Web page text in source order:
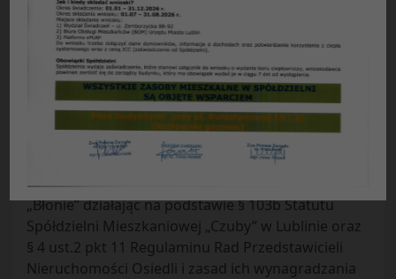
Uchwała nr 15/40 /2021 z dnia 30.09.2021 r.
Rady Przedstawicieli Nieruchomości osiedla
„Błonie”
Spółdzielni Mieszkaniowej „Czuby” w Lublinie
z dnia 30.09.2021 r.
w sprawie:zagospodarowania terenu zielonego w
nieruchomości EB 09
Rada Przedstawicieli Nieruchomości Osiedla
„Błonie” działając na podstawie § 103b Statutu
Spółdzielni Mieszkaniowej „Czuby” w Lublinie oraz
§ 4 ust.2 pkt 11 Regulaminu Rad Przedstawicieli
Nieruchomości Osiedli i zasad ich wynagradzania